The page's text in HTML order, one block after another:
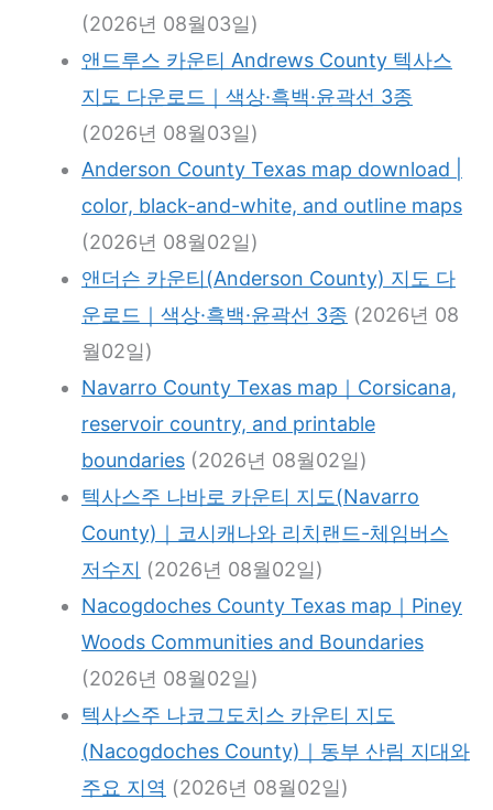
(2026년 08월03일)
앤드루스 카운티 Andrews County 텍사스
지도 다운로드｜색상·흑백·윤곽선 3종
(2026년 08월03일)
Anderson County Texas map download |
color, black-and-white, and outline maps
(2026년 08월02일)
앤더슨 카운티(Anderson County) 지도 다
운로드｜색상·흑백·윤곽선 3종 (2026년 08
월02일)
Navarro County Texas map｜Corsicana,
reservoir country, and printable
boundaries (2026년 08월02일)
텍사스주 나바로 카운티 지도(Navarro
County)｜코시캐나와 리치랜드-체임버스
저수지 (2026년 08월02일)
Nacogdoches County Texas map｜Piney
Woods Communities and Boundaries
(2026년 08월02일)
텍사스주 나코그도치스 카운티 지도
(Nacogdoches County)｜동부 산림 지대와
주요 지역 (2026년 08월02일)